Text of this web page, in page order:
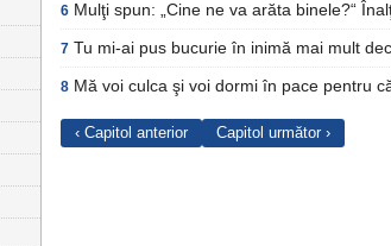
6 Mulţi spun: „Cine ne va arăta binele?“
7 Tu mi-ai pus bucurie în inimă mai mult
8 Mă voi culca şi voi dormi în pace pentru
‹ Capitol anterior Capitol următor ›